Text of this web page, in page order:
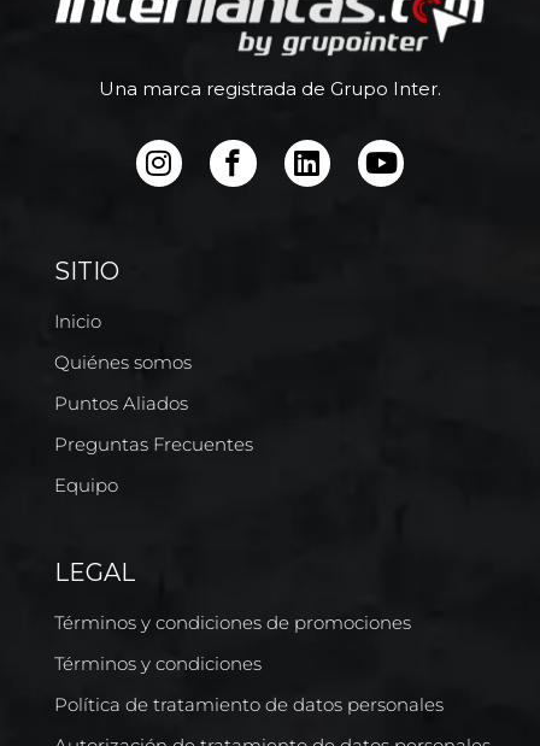
Una marca registrada de Grupo Inter.
SITIO
Inicio
Quiénes somos
Puntos Aliados
Preguntas Frecuentes
Equipo
LEGAL
Términos y condiciones de promociones
Términos y condiciones
Política de tratamiento de datos personales